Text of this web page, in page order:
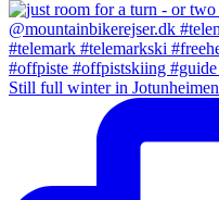
Still full winter in Jotunheimen